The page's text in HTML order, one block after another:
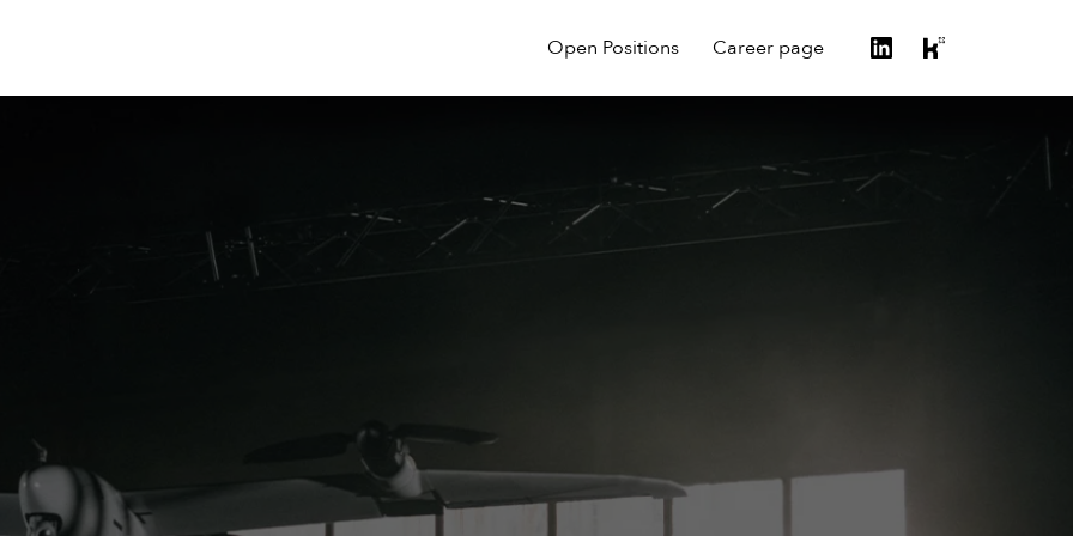
Open Positions Career page